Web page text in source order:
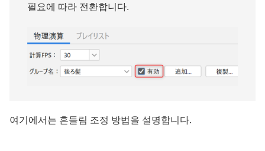
필요에 따라 전환합니다.
여기에서는 흔들림 조정 방법을 설명합니다.